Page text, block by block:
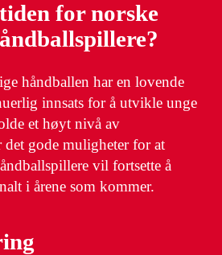
for norske
håndballen har en lovende
innsats for å utvikle unge
et høyt nivå av
det gode muligheter for at
vil fortsette å
i årene som kommer.